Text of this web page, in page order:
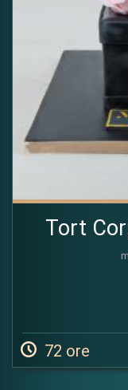
Tort
72 ore